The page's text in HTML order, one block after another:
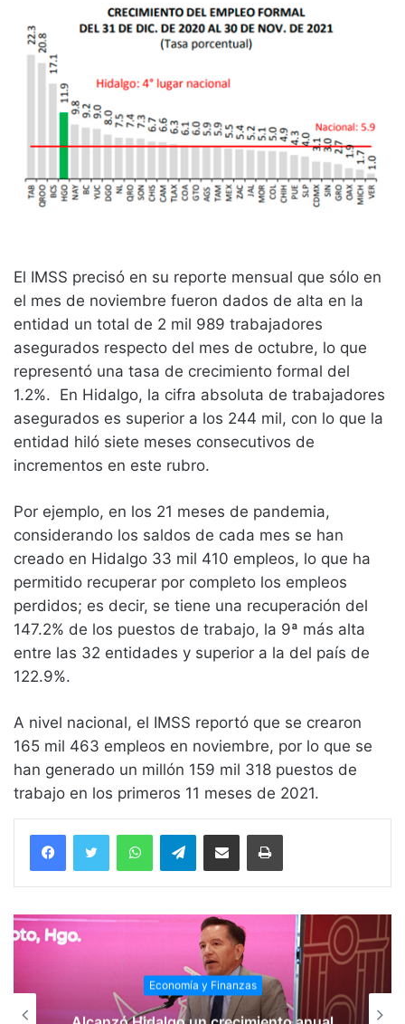
El IMSS precisó en su reporte mensual que sólo en
el mes de noviembre fueron dados de alta en la
entidad un total de 2 mil 989 trabajadores
asegurados respecto del mes de octubre, lo que
representó una tasa de crecimiento formal del
1.2%. En Hidalgo, la cifra absoluta de trabajadores
asegurados es superior a los 244 mil, con lo que la
entidad hiló siete meses consecutivos de
incrementos en este rubro.
Por ejemplo, en los 21 meses de pandemia,
considerando los saldos de cada mes se han
creado en Hidalgo 33 mil 410 empleos, lo que ha
permitido recuperar por completo los empleos
perdidos; es decir, se tiene una recuperación del
147.2% de los puestos de trabajo, la 9ª más alta
entre las 32 entidades y superior a la del país de
122.9%.
A nivel nacional, el IMSS reportó que se crearon
165 mil 463 empleos en noviembre, por lo que se
han generado un millón 159 mil 318 puestos de
trabajo en los primeros 11 meses de 2021.
WhatsAppTelegramCompartir vía email Imprimir
Economía y Finanzas